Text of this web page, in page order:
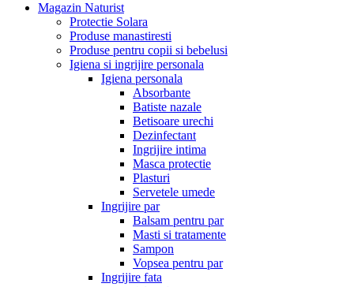
Magazin Naturist
Protectie Solara
Produse manastiresti
Produse pentru copii si bebelusi
Igiena si ingrijire personala
Igiena personala
Absorbante
Batiste nazale
Betisoare urechi
Dezinfectant
Ingrijire intima
Masca protectie
Plasturi
Servetele umede
Ingrijire par
Balsam pentru par
Masti si tratamente
Sampon
Vopsea pentru par
Ingrijire fata